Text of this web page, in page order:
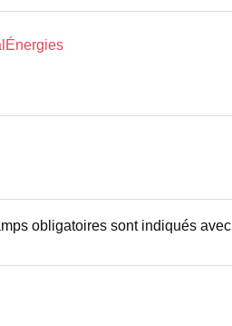
obligatoires sont indiqués avec